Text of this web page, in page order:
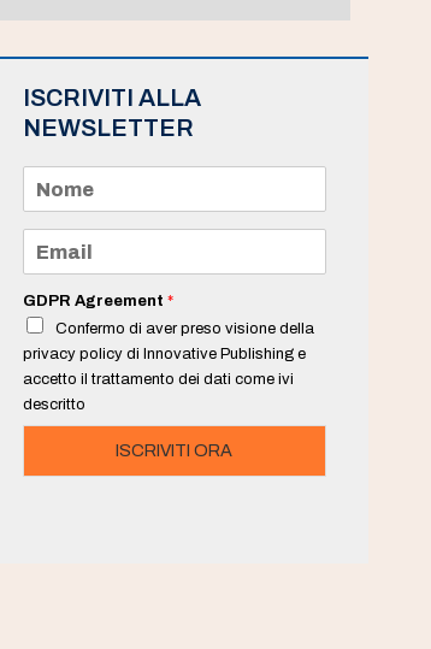
ISCRIVITI ALLA
NEWSLETTER
m
e
a
i
*
GDPR Agreement *
Confermo di aver preso visione della
privacy policy di Innovative Publishing e
accetto il trattamento dei dati come ivi
descritto
ISCRIVITI ORA